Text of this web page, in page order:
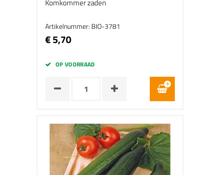
Komkommer zaden
Artikelnummer: BIO-3781
€ 5,70
OP VOORRAAD